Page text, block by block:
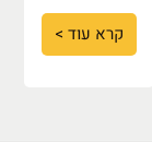
קרא עוד >